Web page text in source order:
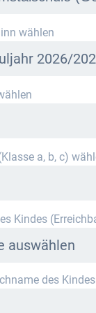
Schule stehen
Sie uns per E-
wählen
2026/
a, b, c)
Kindes
auswählen
des Kindes